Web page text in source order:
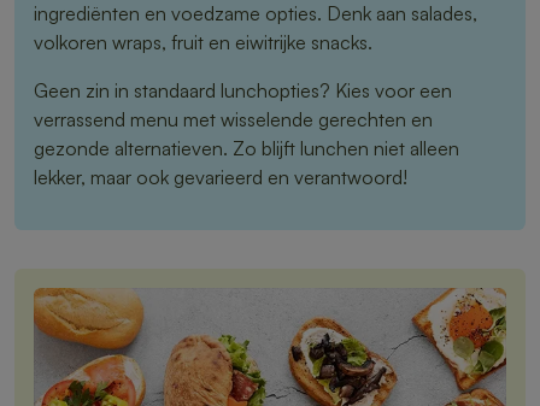
ingrediënten en voedzame opties. Denk aan salades,
volkoren wraps, fruit en eiwitrijke snacks.
Geen zin in standaard lunchopties? Kies voor een
verrassend menu met wisselende gerechten en
gezonde alternatieven. Zo blijft lunchen niet alleen
lekker, maar ook gevarieerd en verantwoord!